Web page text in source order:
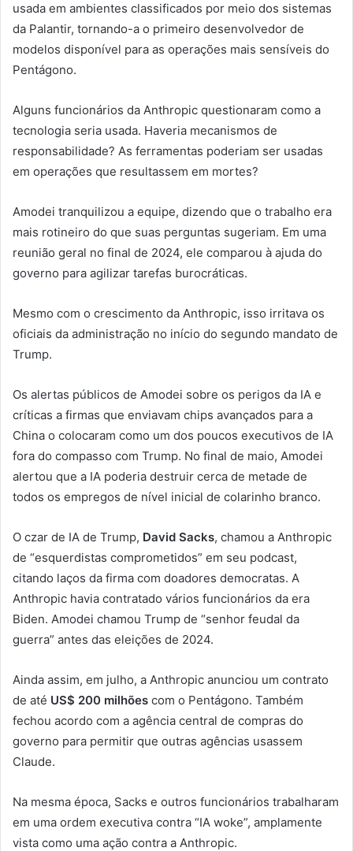
usada em ambientes classificados por meio dos sistemas
da Palantir, tornando-a o primeiro desenvolvedor de
modelos disponível para as operações mais sensíveis do
Pentágono.
Alguns funcionários da Anthropic questionaram como a
tecnologia seria usada. Haveria mecanismos de
responsabilidade? As ferramentas poderiam ser usadas
em operações que resultassem em mortes?
Amodei tranquilizou a equipe, dizendo que o trabalho era
mais rotineiro do que suas perguntas sugeriam. Em uma
reunião geral no final de 2024, ele comparou à ajuda do
governo para agilizar tarefas burocráticas.
Mesmo com o crescimento da Anthropic, isso irritava os
oficiais da administração no início do segundo mandato de
Trump.
Os alertas públicos de Amodei sobre os perigos da IA e
críticas a firmas que enviavam chips avançados para a
China o colocaram como um dos poucos executivos de IA
fora do compasso com Trump. No final de maio, Amodei
alertou que a IA poderia destruir cerca de metade de
todos os empregos de nível inicial de colarinho branco.
O czar de IA de Trump, David Sacks, chamou a Anthropic
de “esquerdistas comprometidos” em seu podcast,
citando laços da firma com doadores democratas. A
Anthropic havia contratado vários funcionários da era
Biden. Amodei chamou Trump de “senhor feudal da
guerra” antes das eleições de 2024.
Ainda assim, em julho, a Anthropic anunciou um contrato
de até US$ 200 milhões com o Pentágono. Também
fechou acordo com a agência central de compras do
governo para permitir que outras agências usassem
Claude.
Na mesma época, Sacks e outros funcionários trabalharam
em uma ordem executiva contra “IA woke”, amplamente
vista como uma ação contra a Anthropic.